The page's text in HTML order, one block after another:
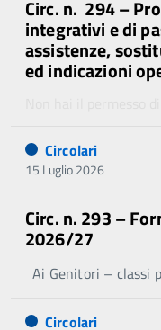
Circ. n. 294 –
integrativi e di
assistenze,
ed indicazioni
Circolari
15 Luglio 2026
Circ. n. 293 –
2026/27
Ai Genitori – classi
Circolari